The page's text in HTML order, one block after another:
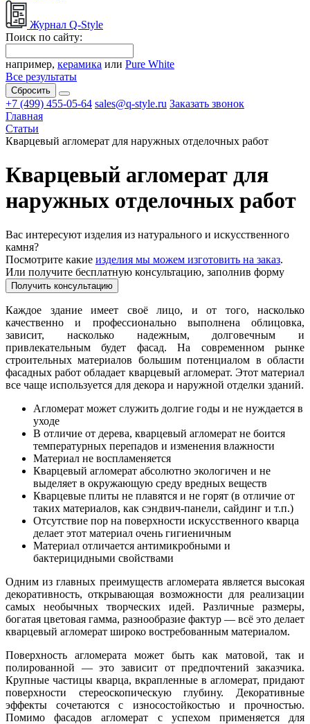
Журнал Q-Style
Поиск по сайту:
например, керамика или Pure White
Все результаты
Сбросить
+7 (499) 455-05-64 sales@q-style.ru Заказать звонок
Главная
Статьи
Кварцевый агломерат для наружных отделочных работ
Кварцевый агломерат для
наружных отделочных работ
Вас интересуют изделия из натурального и искусственного
камня?
Посмотрите какие изделия мы можем изготовить на заказ.
Или получите бесплатную консультацию, заполнив форму
Получить консультацию
Каждое здание имеет своё лицо, и от того, насколько
качественно и профессионально выполнена облицовка,
зависит, насколько надежным, долговечным и
привлекательным будет фасад. На современном рынке
строительных материалов большим потенциалом в области
фасадных работ обладает кварцевый агломерат. Этот материал
все чаще используется для декора и наружной отделки зданий.
Агломерат может служить долгие годы и не нуждается в
уходе
В отличие от дерева, кварцевый агломерат не боится
температурных перепадов и изменения влажности
Материал не воспламеняется
Кварцевый агломерат абсолютно экологичен и не
выделяет в окружающую среду вредных веществ
Кварцевые плиты не плавятся и не горят (в отличие от
таких материалов, как сэндвич-панели, сайдинг и т.п.)
Отсутствие пор на поверхности искусственного кварца
делает этот материал очень гигиеничным
Материал отличается антимикробными и
бактерицидными свойствами
Одним из главных преимуществ агломерата является высокая
декоративность, открывающая возможности для реализации
самых необычных творческих идей. Различные размеры,
богатая цветовая гамма, разнообразие фактур — всё это делает
кварцевый агломерат широко востребованным материалом.
Поверхность агломерата может быть как матовой, так и
полированной — это зависит от предпочтений заказчика.
Крупные частицы кварца, вкрапленные в агломерат, придают
поверхности стереоскопическую глубину. Декоративные
эффекты сочетаются с износостойкостью и прочностью.
Помимо фасадов агломерат с успехом применяется для